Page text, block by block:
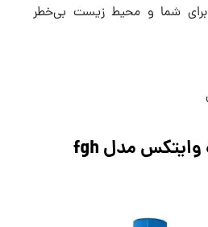
برای شما و محیط زیست بی‌خطر